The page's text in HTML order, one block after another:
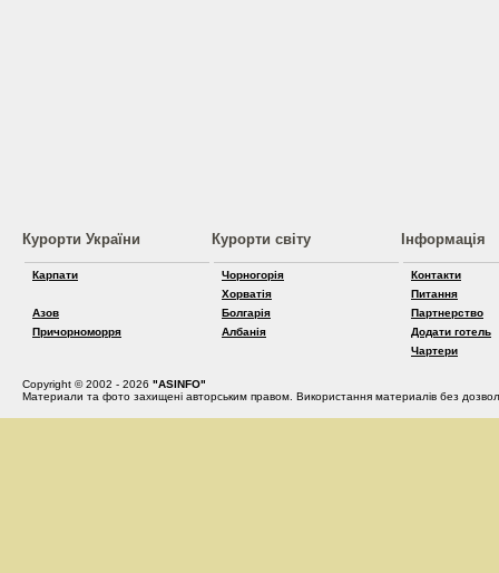
Курорти України
Карпати
Азов
Причорноморря
Курорти світу
Чорногорія
Хорватія
Болгарія
Албанія
Інформація
Контакти
Питання
Партнерство
Додати готель
Чартери
Copyright © 2002 - 2026 "ASINFO"
Материали та фото захищені авторським правом. Використання материалів без